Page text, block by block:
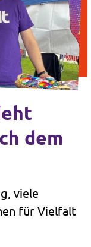
dem
viele
für Vielfalt